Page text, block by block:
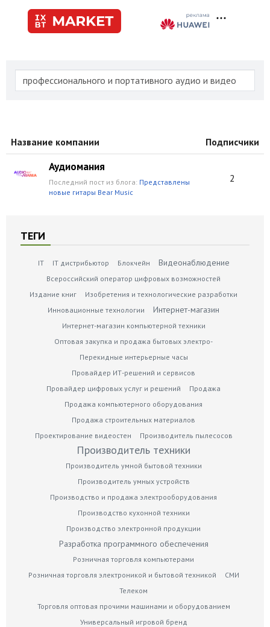
Название компании Подписчики
Аудиомания
Последний пост из блога: Представлены
новые гитары Bear Music
2
ТЕГИ
IT IT дистрибьютор Блокчейн Видеонаблюдение
Всероссийский оператор цифровых возможностей
Издание книг
Изобретения и технологические разработки
Инновационные технологии
Интернет-магазин
Интернет-магазин компьютерной техники
Оптовая закупка и продажа бытовых электро-
Перекидные интерьерные часы
Провайдер ИТ-решений и сервисов
Провайдер цифровых услуг и решений
Продажа
Продажа компьютерного оборудования
Продажа строительных материалов
Проектирование видеостен
Производитель пылесосов
Производитель техники
Производитель умной бытовой техники
Производитель умных устройств
Производство и продажа электрооборудования
Производство кухонной техники
Производство электронной продукции
Разработка программного обеспечения
Розничная торговля компьютерами
Розничная торговля электроникой и бытовой техникой
СМИ
Телеком
Торговля оптовая прочими машинами и оборудованием
Универсальный игровой бренд